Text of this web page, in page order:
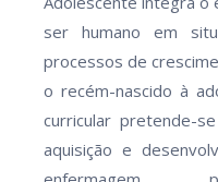
ser humano em
processos de
o recém-nascido à
curricular pretende-
aquisição e